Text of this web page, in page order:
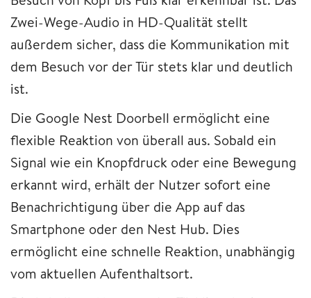
Zwei-Wege-Audio in HD-Qualität stellt
außerdem sicher, dass die Kommunikation mit
dem Besuch vor der Tür stets klar und deutlich
ist.
Die Google Nest Doorbell ermöglicht eine
flexible Reaktion von überall aus. Sobald ein
Signal wie ein Knopfdruck oder eine Bewegung
erkannt wird, erhält der Nutzer sofort eine
Benachrichtigung über die App auf das
Smartphone oder den Nest Hub. Dies
ermöglicht eine schnelle Reaktion, unabhängig
vom aktuellen Aufenthaltsort.